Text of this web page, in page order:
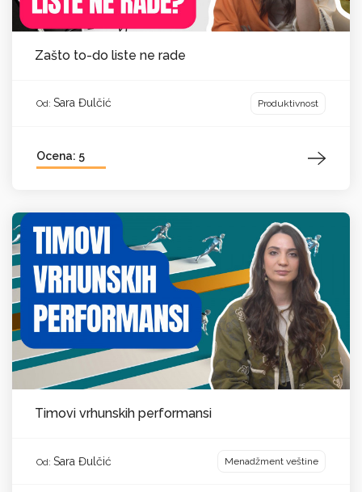
Zašto to-do liste ne rade
Od: Sara Đulčić Produktivnost
Ocena: 5
Timovi vrhunskih performansi
Od: Sara Đulčić Menadžment veštine